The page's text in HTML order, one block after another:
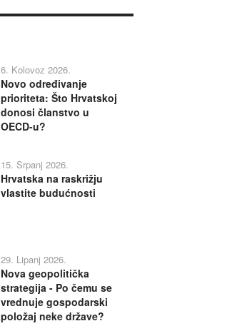
6. Kolovoz 2026.
Novo određivanje
prioriteta: Što Hrvatskoj
donosi članstvo u
OECD-u?
15. Srpanj 2026.
Hrvatska na raskrižju
vlastite budućnosti
29. Lipanj 2026.
Nova geopolitička
strategija - Po čemu se
vrednuje gospodarski
položaj neke države?